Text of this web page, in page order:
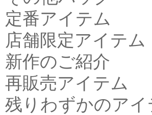
定番アイテム
店舗限定アイテム
新作のご紹介
再販売アイテム
残りわずかのアイ